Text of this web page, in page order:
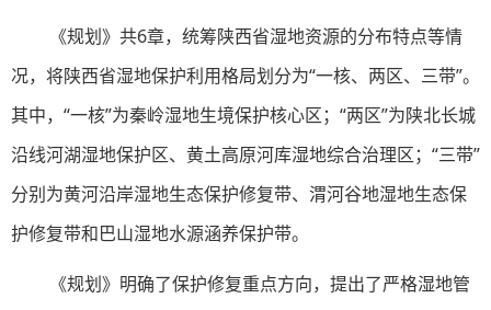
《规划》共6章，统筹陕西省湿地资源的分布特点等情
况，将陕西省湿地保护利用格局划分为“一核、两区、三带”。
其中，“一核”为秦岭湿地生境保护核心区；“两区”为陕北长城
沿线河湖湿地保护区、黄土高原河库湿地综合治理区；“三带”
分别为黄河沿岸湿地生态保护修复带、渭河谷地湿地生态保
护修复带和巴山湿地水源涵养保护带。
《规划》明确了保护修复重点方向，提出了严格湿地管